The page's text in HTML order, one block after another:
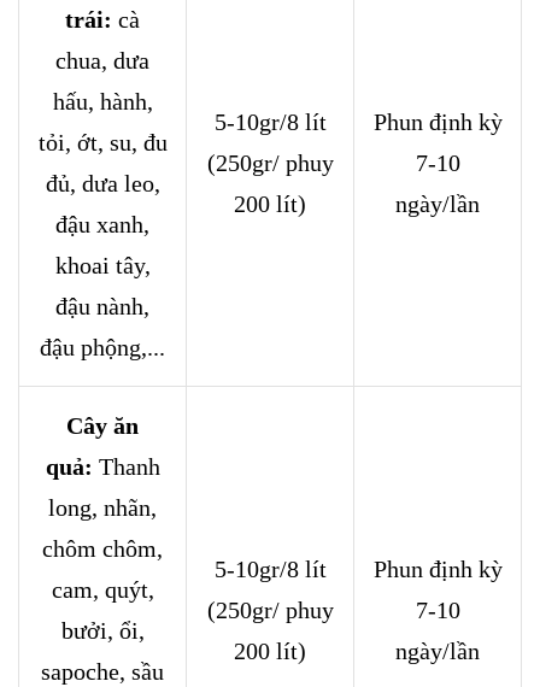
trái: cà
chua, dưa
hấu, hành,
tỏi, ớt, su, đu
đủ, dưa leo,
đậu xanh,
khoai tây,
đậu nành,
đậu phộng,...
5-10gr/8 lít
(250gr/ phuy
200 lít)
Phun định kỳ
7-10
ngày/lần
Cây ăn
quả: Thanh
long, nhãn,
chôm chôm,
cam, quýt,
bưởi, ổi,
sapoche, sầu
5-10gr/8 lít
(250gr/ phuy
200 lít)
Phun định kỳ
7-10
ngày/lần